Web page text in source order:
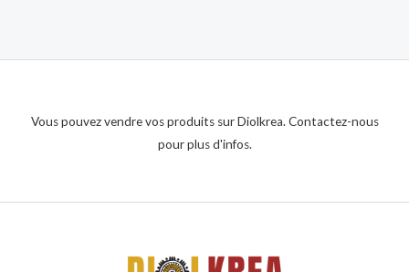
Vous pouvez vendre vos produits sur Diolkrea. Contactez-nous
pour plus d'infos.